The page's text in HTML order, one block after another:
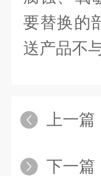
要替换的
送产品不
上一篇
下一篇